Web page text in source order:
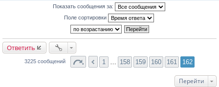
Показать сообщения за:
Поле сортировки
Ответить
3225 сообщений 1 158 159 160 161 162
Перейти